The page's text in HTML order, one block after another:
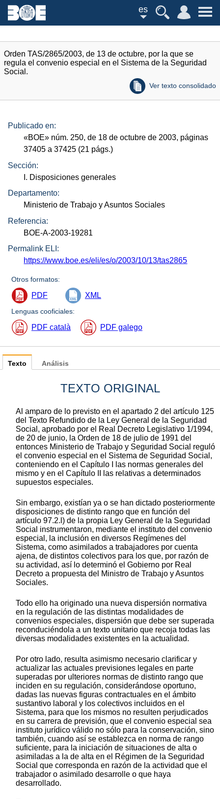
es
Orden TAS/2865/2003, de 13 de octubre, por la que se
regula el convenio especial en el Sistema de la Seguridad
Social.
Ver texto consolidado
Publicado en:
«BOE» núm. 250, de 18 de octubre de 2003, páginas
37405 a 37425 (21 págs.)
Sección:
I. Disposiciones generales
Departamento:
Ministerio de Trabajo y Asuntos Sociales
Referencia:
BOE-A-2003-19281
Permalink ELI:
https://www.boe.es/eli/es/o/2003/10/13/tas2865
Otros formatos:
PDF XML
Lenguas cooficiales:
PDF català PDF galego
Texto
TEXTO ORIGINAL
Al amparo de lo previsto en el apartado 2 del artículo 125
del Texto Refundido de la Ley General de la Seguridad
Social, aprobado por el Real Decreto Legislativo 1/1994,
de 20 de junio, la Orden de 18 de julio de 1991 del
entonces Ministerio de Trabajo y Seguridad Social reguló
el convenio especial en el Sistema de Seguridad Social,
conteniendo en el Capítulo I las normas generales del
mismo y en el Capítulo II las relativas a determinados
supuestos especiales.
Sin embargo, existían ya o se han dictado posteriormente
disposiciones de distinto rango que en función del
artículo 97.2.l) de la propia Ley General de la Seguridad
Social instrumentaron, mediante el instituto del convenio
especial, la inclusión en diversos Regímenes del
Sistema, como asimilados a trabajadores por cuenta
ajena, de distintos colectivos para los que, por razón de
su actividad, así lo determinó el Gobierno por Real
Decreto a propuesta del Ministro de Trabajo y Asuntos
Sociales.
Todo ello ha originado una nueva dispersión normativa
en la regulación de las distintas modalidades de
convenios especiales, dispersión que debe ser superada
reconduciéndola a un texto unitario que recoja todas las
diversas modalidades existentes en la actualidad.
Por otro lado, resulta asimismo necesario clarificar y
actualizar las actuales previsiones legales en parte
superadas por ulteriores normas de distinto rango que
inciden en su regulación, considerándose oportuno,
dadas las nuevas figuras contractuales en el ámbito
sustantivo laboral y los colectivos incluidos en el
Sistema, para que los mismos no resulten perjudicados
en su carrera de previsión, que el convenio especial sea
instituto jurídico válido no sólo para la conservación, sino
también, cuando así se establezca en norma de rango
suficiente, para la iniciación de situaciones de alta o
asimiladas a la de alta en el Régimen de la Seguridad
Social que corresponda en razón de la actividad que el
trabajador o asimilado desarrolle o que haya
desarrollado.
Análisis